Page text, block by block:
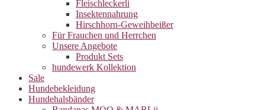
Fleischleckerli
Insektennahrung
Hirschhorn-Geweihbeißer
Für Frauchen und Herrchen
Unsere Angebote
Produkt Sets
hundewerk Kollektion
Sale
Hundebekleidung
Hundehalsbänder